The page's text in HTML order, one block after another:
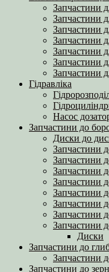
Запчастини
Запчастини
Запчастини
Запчастини
Запчастини
Запчастини
Запчастини
Гідравліка
Насос
Запчастини до
Диски до
Запчастини
Запчастини
Запчастини
Запчастини
Запчастини
Запчастини
Запчастини
Запчастини
Диски
Запчастини до
Запчастини
Запчастини до